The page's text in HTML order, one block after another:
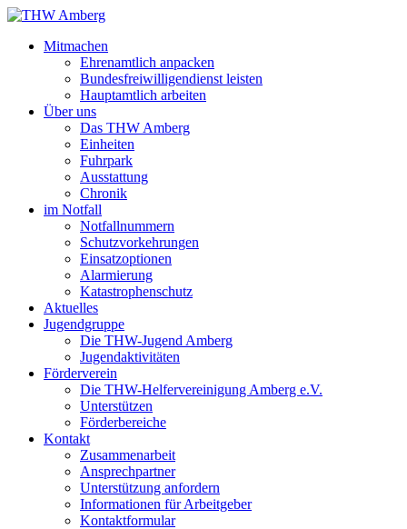
Mitmachen
Ehrenamtlich anpacken
Bundesfreiwilligendienst leisten
Hauptamtlich arbeiten
Über uns
Das THW Amberg
Einheiten
Fuhrpark
Ausstattung
Chronik
im Notfall
Notfallnummern
Schutzvorkehrungen
Einsatzoptionen
Alarmierung
Katastrophenschutz
Aktuelles
Jugendgruppe
Die THW-Jugend Amberg
Jugendaktivitäten
Förderverein
Die THW-Helfervereinigung Amberg e.V.
Unterstützen
Förderbereiche
Kontakt
Zusammenarbeit
Ansprechpartner
Unterstützung anfordern
Informationen für Arbeitgeber
Kontaktformular